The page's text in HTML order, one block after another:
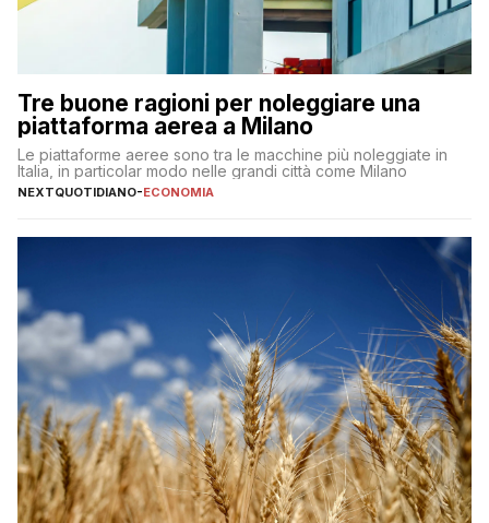
Tre buone ragioni per noleggiare una
piattaforma aerea a Milano
Le piattaforme aeree sono tra le macchine più noleggiate in
Italia, in particolar modo nelle grandi città come Milano
NEXTQUOTIDIANO-ECONOMIA